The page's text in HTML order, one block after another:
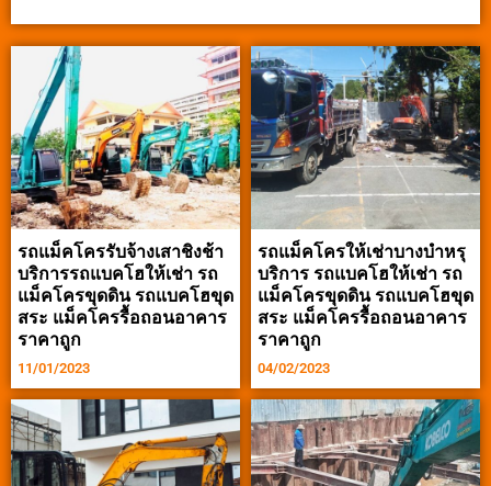
รถแม็คโครรับจ้างเสาชิงช้า
บริการรถแบคโฮให้เช่า รถ
แม็คโครขุดดิน รถแบคโฮขุด
สระ แม็คโครรื้อถอนอาคาร
ราคาถูก
11/01/2023
รถแม็คโครให้เช่าบางบำหรุ
บริการ รถแบคโฮให้เช่า รถ
แม็คโครขุดดิน รถแบคโฮขุด
สระ แม็คโครรื้อถอนอาคาร
ราคาถูก
04/02/2023